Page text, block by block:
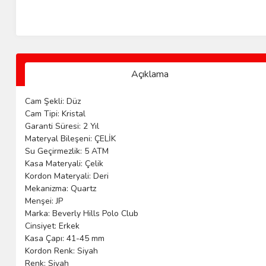
Açıklama
Cam Şekli: Düz
Cam Tipi: Kristal
Garanti Süresi: 2 Yıl
Materyal Bileşeni: ÇELİK
Su Geçirmezlik: 5 ATM
Kasa Materyali: Çelik
Kordon Materyali: Deri
Mekanizma: Quartz
Menşei: JP
Marka: Beverly Hills Polo Club
Cinsiyet: Erkek
Kasa Çapı: 41-45 mm
Kordon Renk: Siyah
Renk: Siyah